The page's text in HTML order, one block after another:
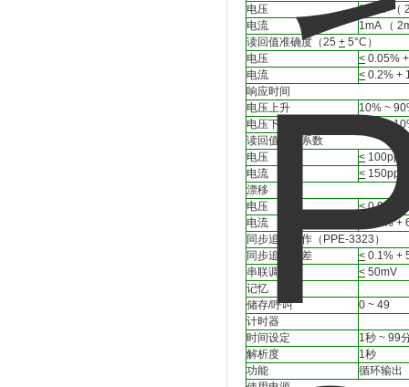
电压
10mV （
电流
1mA （
读回值准确度（25 + 5°C）
电压
< 0.05%
电流
< 0.2% +
响应时间
电压上升
10% ~
电压下降
90% ~
读回值温度系数
电压
<
电流
<
漂移
电压
<0.03%
电流
0.1% +
同步追踪操作（PPE-3323）
同步追踪误差
< 0.1% +
串联调节率
< 50mV
记忆
储存/呼叫
0 ~ 49
计时器
时间设定
1秒 ~ 99
解析度
1秒
功能
循环输出